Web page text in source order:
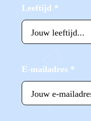
Leeftijd *
E-mailadres *